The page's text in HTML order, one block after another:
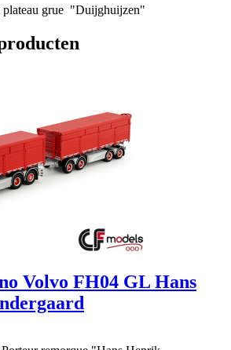
plateau grue "Duijghuijzen"
Volvo FH04 GL Hans